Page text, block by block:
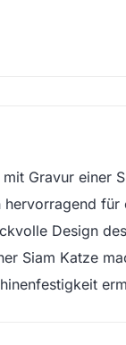
mit Gravur einer
hervorragend für
Design
Siam Katze